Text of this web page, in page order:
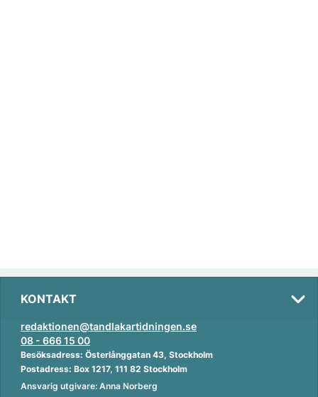
KONTAKT
redaktionen@tandlakartidningen.se
08 - 666 15 00
Besöksadress: Österlånggatan 43, Stockholm
Postadress: Box 1217, 111 82 Stockholm
Ansvarig utgivare: Anna Norberg